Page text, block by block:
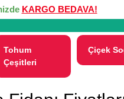
KARGO BEDAVA!
Tohum
Çeşitleri
Çiçek